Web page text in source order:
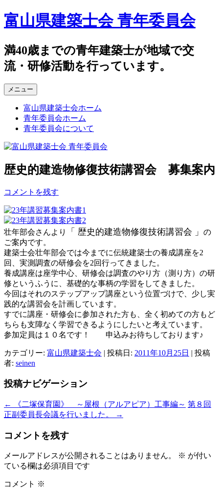
コ
ン
ン
ツ
へ
キ
ッ
富山県建築士会 青年委員会
満40歳までの青年建築士が地域で交
流・研修活動を行っています。
メニュー
富山県建築士会ホーム
青年委員会ホーム
青年委員会について
歴史的建造物修復技術講習会 募集案内
コメントを残す
壮年部会さんより 「 歴史的建造物修復技術講習会 」 の
ご案内です。
建築士会壮年部会では今までに伝統建築士の養成講座を2
回、実測調査の研修会を2回行ってきました。
養成講座は座学中心、研修会は調査のやり方（測り方）の研
修というふうに、基礎的な事柄の学習をしてきました。
今回はそれのステップアップ講座という位置づけで、少し実
践的な講習会を計画しています。
すでに講座・研修会に参加された方も、全く初めての方もど
ちらも支障なく学習できるようにしたいと考えています。
参加定員は１０名です！ 申込みお待ちしております♪
カテゴリー: 富山県建築士会 | 投稿日: 2011年10月25日 | 投稿
者: seinen
投稿ナビゲーション
← 《二塚保育園》 ～屋根（アルアピア）工事編～ 第８回
正副委員長会議を行いました。
→
コメントを残す
メールアドレスが公開されることはありません。 ※ が付い
ている欄は必須項目です
コメント ※